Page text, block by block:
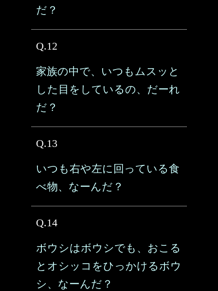
だ？
Q.12
家族の中で、いつもムスッと
した目をしているの、だーれ
だ？
Q.13
いつも右や左に回っている食
べ物、なーんだ？
Q.14
ボウシはボウシでも、おこる
とオシッコをひっかけるボウ
シ、なーんだ？